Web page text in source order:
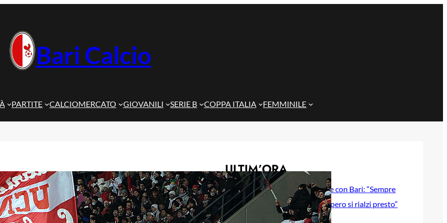
Bari Calcio
PARTITE CALCIOMERCATO GIOVANILI SERIE B COPPA ITALIA FEMMINILE
ULTIM’ORA
Gazzi e il legame con Bari: “Sempre
nel mio cuore, spero si rialzi presto”
29 Maggio 2026